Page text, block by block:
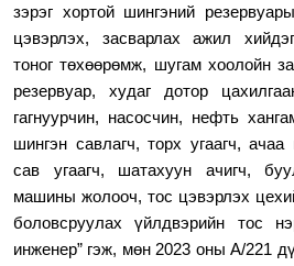
зэрэг хортой шингэний
цэвэрлэх, засварлах ажил
тоног төхөөрөмж, шугам хоолойн
резервуар, худаг дотор
гагнуурчин, насосчин, нефть
шингэн савлагч, торх угаагч,
сав угаагч, шатахуун ачигч,
машины жолооч, тос цэвэрлэх
боловсруулах үйлдвэрийн тос
инженер” гэж, мөн 2023 оны А/221